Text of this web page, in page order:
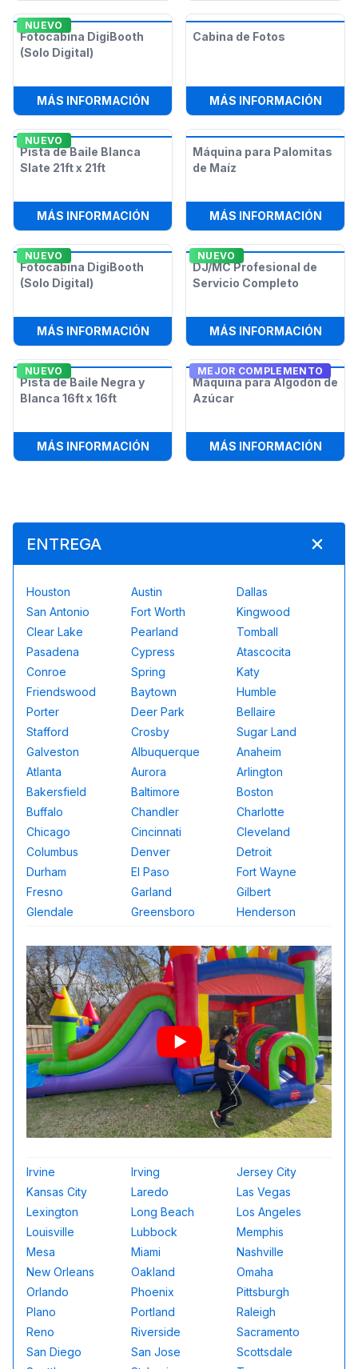
NUEVO
Fotocabina DigiBooth
(Solo Digital)
MÁS INFORMACIÓN: FOTOCABINA DIGIBOOTH (SOLO
Cabina de Fotos
MÁS INFORMACIÓN:
NUEVO
Pista de Baile Blanca
Slate 21ft x 21ft
MÁS INFORMACIÓN: PISTA DE BAILE BLANCA SLATE
Máquina para Palomitas
de Maíz
MÁS INFORMACIÓN:
NUEVO
Fotocabina DigiBooth
(Solo Digital)
MÁS INFORMACIÓN: FOTOCABINA DIGIBOOTH (SOLO
NUEVO
DJ/MC Profesional de
Servicio Completo
MÁS INFORMACIÓN:
NUEVO
Pista de Baile Negra y
Blanca 16ft x 16ft
MÁS INFORMACIÓN: PISTA DE BAILE NEGRA Y BLANCA
MEJOR COMPLEMENTO
Máquina para Algodón de
Azúcar
MÁS INFORMACIÓN:
ENTREGA
Houston Austin
Dallas
San Antonio
Fort Worth
Kingwood
Clear Lake
Pearland
Tomball
Pasadena
Cypress
Atascocita
Conroe
Spring
Katy
Friendswood
Baytown
Humble
Porter
Deer Park
Bellaire
Stafford
Crosby
Sugar Land
Galveston
Albuquerque
Anaheim
Atlanta
Aurora
Arlington
Bakersfield
Baltimore
Boston
Buffalo
Chandler
Charlotte
Chicago
Cincinnati
Cleveland
Columbus
Denver
Detroit
Durham
El Paso
Fort Wayne
Fresno
Garland
Gilbert
Glendale
Greensboro Henderson
Irvine Irving
Jersey City
Kansas City
Laredo
Las Vegas
Lexington
Long Beach
Los Angeles
Louisville
Lubbock
Memphis
Mesa
Miami
Nashville
New Orleans
Oakland
Omaha
Orlando
Phoenix
Pittsburgh
Plano
Portland
Raleigh
Reno
Riverside
Sacramento
San Diego
San Jose
Scottsdale